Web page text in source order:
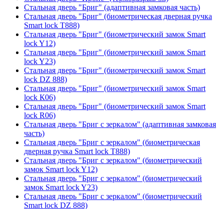
Стальная дверь "Бриг" (адаптивная замковая часть)
Стальная дверь "Бриг" (биометрическая дверная ручка
Smart lock T888)
Стальная дверь "Бриг" (биометрический замок Smart
lock Y12)
Стальная дверь "Бриг" (биометрический замок Smart
lock Y23)
Стальная дверь "Бриг" (биометрический замок Smart
lock DZ 888)
Стальная дверь "Бриг" (биометрический замок Smart
lock К06)
Стальная дверь "Бриг" (биометрический замок Smart
lock R06)
Стальная дверь "Бриг с зеркалом" (адаптивная замковая
часть)
Стальная дверь "Бриг с зеркалом" (биометрическая
дверная ручка Smart lock T888)
Стальная дверь "Бриг с зеркалом" (биометрический
замок Smart lock Y12)
Стальная дверь "Бриг с зеркалом" (биометрический
замок Smart lock Y23)
Стальная дверь "Бриг с зеркалом" (биометрический
Smart lock DZ 888)